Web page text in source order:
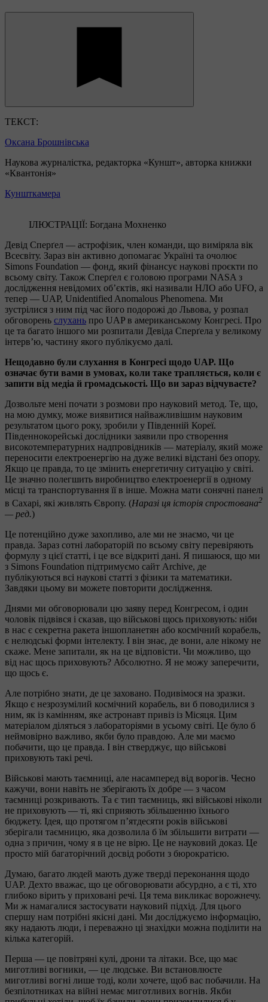
ТЕКСТ:
Оксана Брошнівська
Наукова журналістка, редакторка «Куншт», авторка книжки
«Квантонія»
Куншткамера
ІЛЮСТРАЦІЇ: Богдана Мохненко
Девід Сперґел — астрофізик, член команди, що виміряла вік
Всесвіту. Зараз він активно допомагає Україні та очолює
Simons Foundation — фонд, який фінансує наукові проєкти по
всьому світу. Також Сперґел є головою програми NASA з
дослідження невідомих об’єктів, які називали НЛО або UFO, а
тепер — UAP, Unidentified Anomalous Phenomena. Ми
зустрілися з ним під час його подорожі до Львова, у розпал
обговорень слухань про UAP в американському Конгресі. Про
це та багато іншого ми розпитали Девіда Сперґела у великому
інтерв’ю, частину якого публікуємо далі.
Нещодавно були слухання в Конгресі щодо UAP. Що
означає бути вами в умовах, коли таке трапляється, коли є
запити від медіа й громадськості. Що ви зараз відчуваєте?
Дозвольте мені почати з розмови про науковий метод. Те, що,
на мою думку, може виявитися найважливішим науковим
результатом цього року, зробили у Південній Кореї.
Південнокорейські дослідники заявили про створення
високотемпературних надпровідників — матеріалу, який може
переносити електроенергію на дуже великі відстані без опору.
Якщо це правда, то це змінить енергетичну ситуацію у світі.
Це значно полегшить виробництво електроенергії в одному
місці та транспортування її в інше. Можна мати сонячні панелі
в Сахарі, які живлять Європу. (Наразі ця історія спростована2
— ред.)
Це потенційно дуже захопливо, але ми не знаємо, чи це
правда. Зараз сотні лабораторій по всьому світу перевіряють
формулу з цієї статті, і це все відкриті дані. Я пишаюся, що ми
з Simons Foundation підтримуємо сайт Archive, де
публікуються всі наукові статті з фізики та математики.
Завдяки цьому ви можете повторити дослідження.
Днями ми обговорювали цю заяву перед Конгресом, і один
чоловік підвівся і сказав, що військові щось приховують: ніби
в нас є секретна ракета іншопланетян або космічний корабель,
є нелюдські форми інтелекту. І він знає, де вони, але нікому не
скаже. Мене запитали, як на це відповісти. Чи можливо, що
від нас щось приховують? Абсолютно. Я не можу заперечити,
що щось є.
Але потрібно знати, де це заховано. Подивімося на зразки.
Якщо є незрозумілий космічний корабель, ви б поводилися з
ним, як із камінням, яке астронавт привіз із Місяця. Цим
матеріалом діляться з лабораторіями в усьому світі. Це було б
неймовірно важливо, якби було правдою. Але ми маємо
побачити, що це правда. І він стверджує, що військові
приховують такі речі.
Військові мають таємниці, але насамперед від ворогів. Чесно
кажучи, вони навіть не зберігають їх добре — з часом
таємниці розкривають. Та є тип таємниць, які військові ніколи
не приховують — ті, які сприяють збільшенню їхнього
бюджету. Ідея, що протягом п’ятдесяти років військові
зберігали таємницю, яка дозволила б їм збільшити витрати —
одна з причин, чому я в це не вірю. Це не науковий доказ. Це
просто мій багаторічний досвід роботи з бюрократією.
Думаю, багато людей мають дуже тверді переконання щодо
UAP. Дехто вважає, що це обговорювати абсурдно, а є ті, хто
глибоко вірить у приховані речі. Ця тема викликає ворожнечу.
Ми ж намагалися застосувати науковий підхід. Для цього
спершу нам потрібні якісні дані. Ми досліджуємо інформацію,
яку надають люди, і переважно ці знахідки можна поділити на
кілька категорій.
Перша — це повітряні кулі, дрони та літаки. Все, що має
миготливі вогники, — це людське. Ви встановлюєте
миготливі вогні лише тоді, коли хочете, щоб вас побачили. На
безпілотниках на війні немає миготливих вогнів. Якби